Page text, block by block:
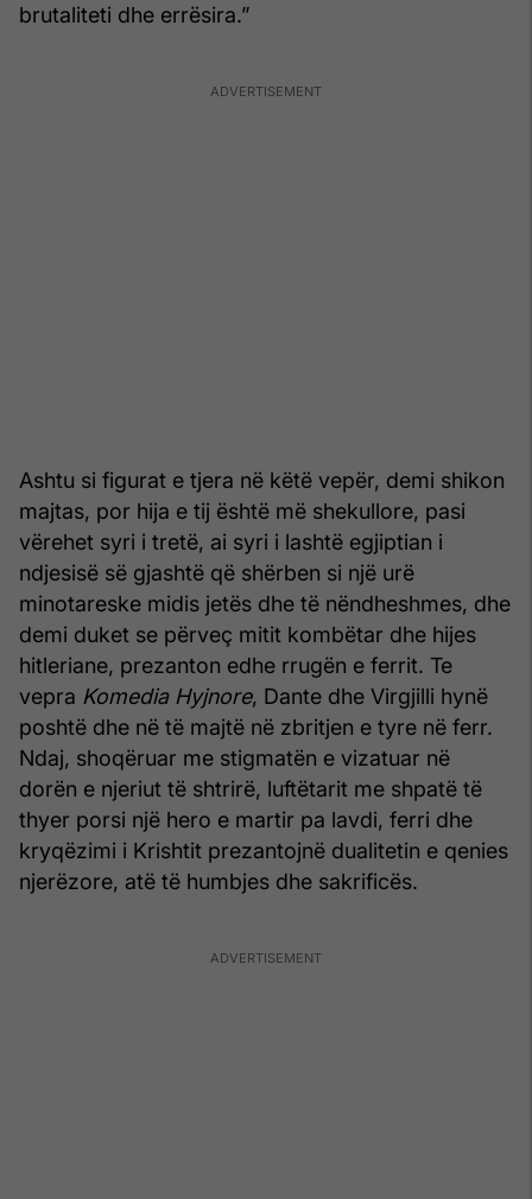
brutaliteti dhe errësira.”
Ashtu si figurat e tjera në këtë vepër, demi shikon
majtas, por hija e tij është më shekullore, pasi
vërehet syri i tretë, ai syri i lashtë egjiptian i
ndjesisë së gjashtë që shërben si një urë
minotareske midis jetës dhe të nëndheshmes, dhe
demi duket se përveç mitit kombëtar dhe hijes
hitleriane, prezanton edhe rrugën e ferrit. Te
vepra Komedia Hyjnore, Dante dhe Virgjilli hynë
poshtë dhe në të majtë në zbritjen e tyre në ferr.
Ndaj, shoqëruar me stigmatën e vizatuar në
dorën e njeriut të shtrirë, luftëtarit me shpatë të
thyer porsi një hero e martir pa lavdi, ferri dhe
kryqëzimi i Krishtit prezantojnë dualitetin e qenies
njerëzore, atë të humbjes dhe sakrificës.